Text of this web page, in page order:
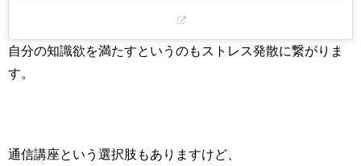
自分の知識欲を満たすというのもストレス発散に繋がりま
す。
通信講座という選択肢もありますけど、